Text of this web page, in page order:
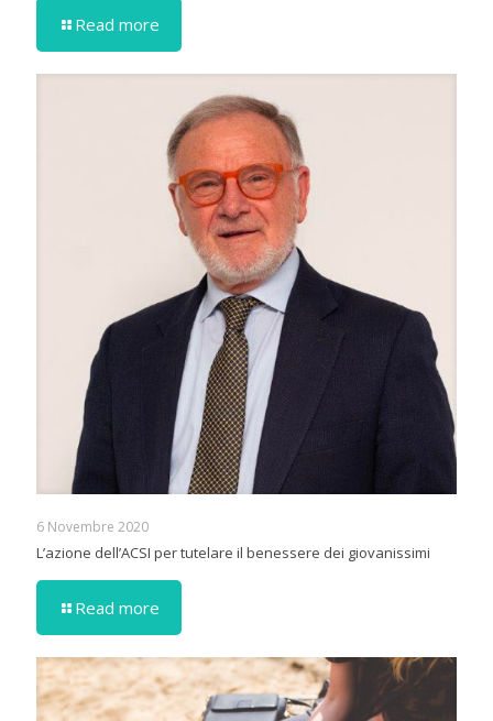
Read more
6 Novembre 2020
L’azione dell’ACSI per tutelare il benessere dei giovanissimi
Read more